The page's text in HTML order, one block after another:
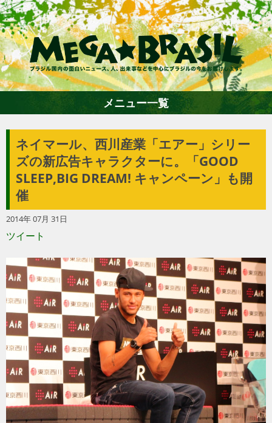
ホーム
グルメ
トラベル
サッカー
PEOPLE
ビジネス
コラム
メニュー一覧
ネイマール、西川産業「エアー」シリー
ズの新広告キャラクターに。「GOOD
SLEEP,BIG DREAM! キャンペーン」も開
催
2014年 07月 31日
ツイート